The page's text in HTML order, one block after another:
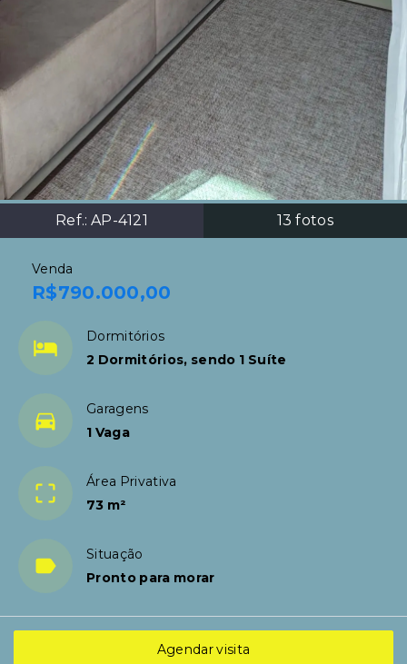
Ref.: AP-4121 13 fotos
Venda
R$790.000,00
Dormitórios
2 Dormitórios, sendo 1 Suíte
Garagens
1 Vaga
Área Privativa
73 m²
Situação
Pronto para morar
Agendar visita